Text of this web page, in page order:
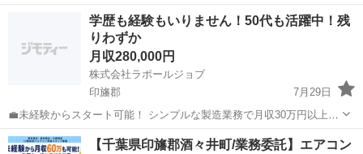
分け・検品を行うシンプルなお仕事です♪
━━━━━━━━━━━━━━━━ 📲 ご応募はこちら（24時間受付
中） https://lin.ee/...
印旛郡 その他 未経験
学歴も経験もいりません！50代も活躍中！残
りわずか
月収280,000円
株式会社ラポールジョブ
印旛郡
7月29日
💼未経験からスタート可能！ シンプルな製造業務で月収30万円以上も
目指せます✨ 20代～40代の幅広い世代が全国各地で活躍中です。 🛠業
務内容 軽量プラスチック製品の製造オペレーター業務をお任せしま
千葉 印旛郡 機械 業務
【千葉県印旛郡酒々井町/業務委託】エアコン